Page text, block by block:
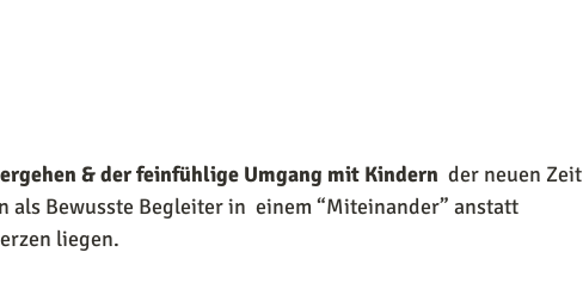
& der feinfühlige Umgang mit Kindern
  der neuen Zeit
als Bewusste Begleiter in  einem “Miteinander” anstatt
liegen.